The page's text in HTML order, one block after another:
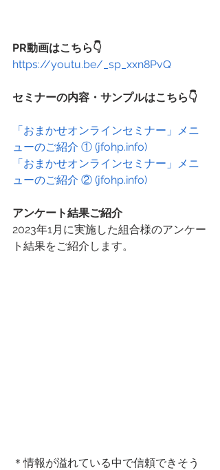
PR動画はこちら👇
https://youtu.be/_sp_xxn8PvQ
セミナーの内容・サンプルはこちら👇
「おまかせオンラインセミナー」メニ
ューのご紹介 ① (jfohp.info)
「おまかせオンラインセミナー」メニ
ューのご紹介 ② (jfohp.info)
アンケート結果ご紹介
2023年1月に実施した組合様のアンケー
ト結果をご紹介します。
＊情報が溢れている中で信頼できそう